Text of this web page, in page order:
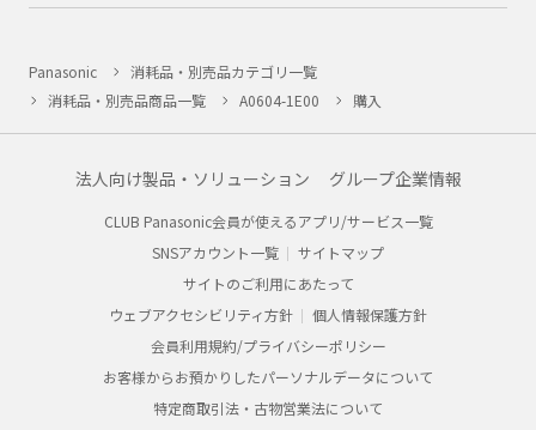
Panasonic
消耗品・別売品カテゴリ一覧
消耗品・別売品商品一覧
A0604-1E00 購入
法人向け製品・ソリューション グループ企業情報
CLUB Panasonic会員が使えるアプリ/サービス一覧
SNSアカウント一覧
サイトマップ
サイトのご利用にあたって
ウェブアクセシビリティ方針
個人情報保護方針
会員利用規約/プライバシーポリシー
お客様からお預かりしたパーソナルデータについて
特定商取引法・古物営業法について